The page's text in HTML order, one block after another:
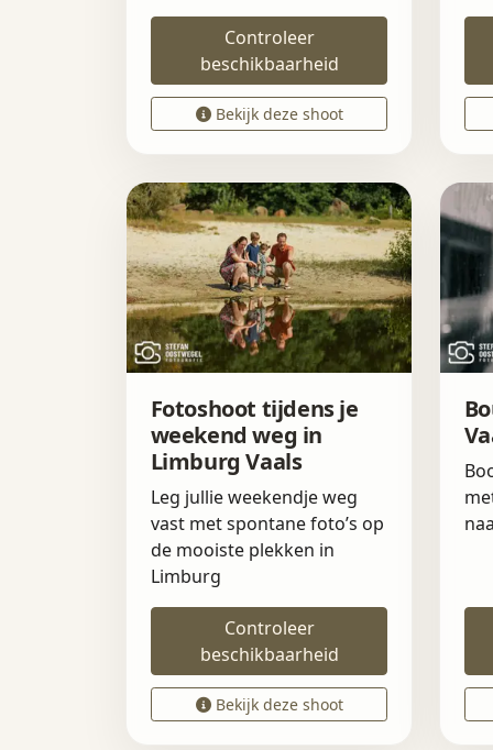
Controleer
beschikbaarheid
Bekijk deze shoot
Fotoshoot tijdens je
weekend weg in
Limburg Vaals
Leg jullie weekendje weg
vast met spontane foto’s op
de mooiste plekken in
Limburg
Controleer
beschikbaarheid
Bekijk deze shoot